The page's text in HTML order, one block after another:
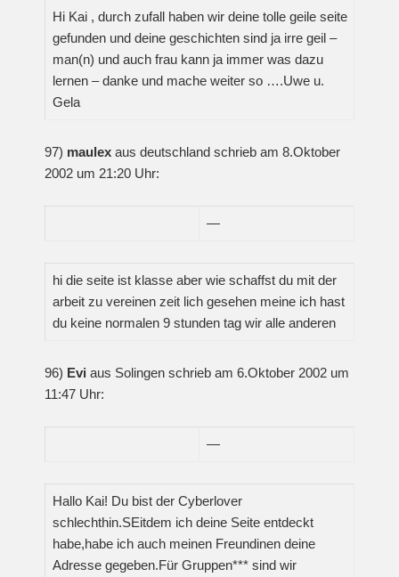
Hi Kai , durch zufall haben wir deine tolle geile seite
gefunden und deine geschichten sind ja irre geil –
man(n) und auch frau kann ja immer was dazu
lernen – danke und mache weiter so ….Uwe u.
Gela
97) maulex aus deutschland schrieb am 8.Oktober
2002 um 21:20 Uhr:
—
hi die seite ist klasse aber wie schaffst du mit der
arbeit zu vereinen zeit lich gesehen meine ich hast
du keine normalen 9 stunden tag wir alle anderen
96) Evi aus Solingen schrieb am 6.Oktober 2002 um
11:47 Uhr:
—
Hallo Kai! Du bist der Cyberlover
schlechthin.SEitdem ich deine Seite entdeckt
habe,habe ich auch meinen Freundinen deine
Adresse gegeben.Für Gruppen*** sind wir